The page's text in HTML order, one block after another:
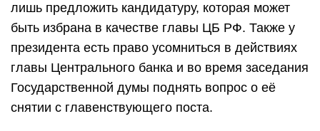
лишь предложить кандидатуру, которая может
быть избрана в качестве главы ЦБ РФ. Также у
президента есть право усомниться в действиях
главы Центрального банка и во время заседания
Государственной думы поднять вопрос о её
снятии с главенствующего поста.